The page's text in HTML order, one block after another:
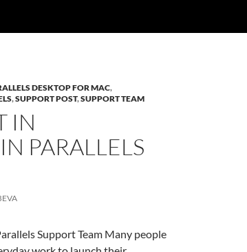
DESKTOP FOR MAC,
,SUPPORT POST,SUPPORT TEAM
IN
PARALLELS
Support Team Many people